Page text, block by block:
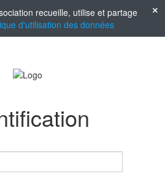
recueille, utilise et partage
d'utilisation des données